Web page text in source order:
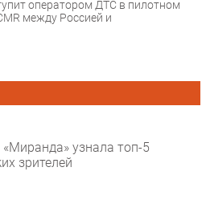
оператором ДТС в пилотном
между Россией и
узнала топ-5
зрителей